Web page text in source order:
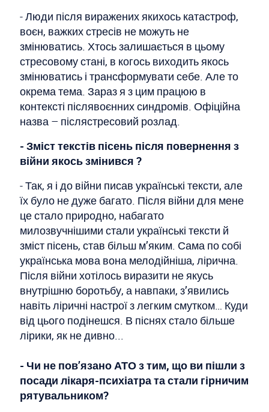
- Люди після виражених якихось катастроф,
воєн, важких стресів не можуть не
змінюватись. Хтось залишається в цьому
стресовому стані, в когось виходить якось
змінюватись і трансформувати себе. Але то
окрема тема. Зараз я з цим працюю в
контексті післявоєнних синдромів. Офіційна
назва – післястресовий розлад.
- Зміст текстів пісень після повернення з
війни якось змінився ?
- Так, я і до війни писав українські тексти, але
їх було не дуже багато. Після війни для мене
це стало природно, набагато
милозвучнішими стали українські тексти й
зміст пісень, став більш м’яким. Сама по собі
українська мова вона мелодійніша, лірична.
Після війни хотілось виразити не якусь
внутрішню боротьбу, а навпаки, з’явились
навіть ліричні настрої з легким смутком… Куди
від цього подінешся. В піснях стало більше
лірики, як не дивно...
- Чи не пов’язано АТО з тим, що ви пішли з
посади лікаря-психіатра та стали гірничим
рятувальником?